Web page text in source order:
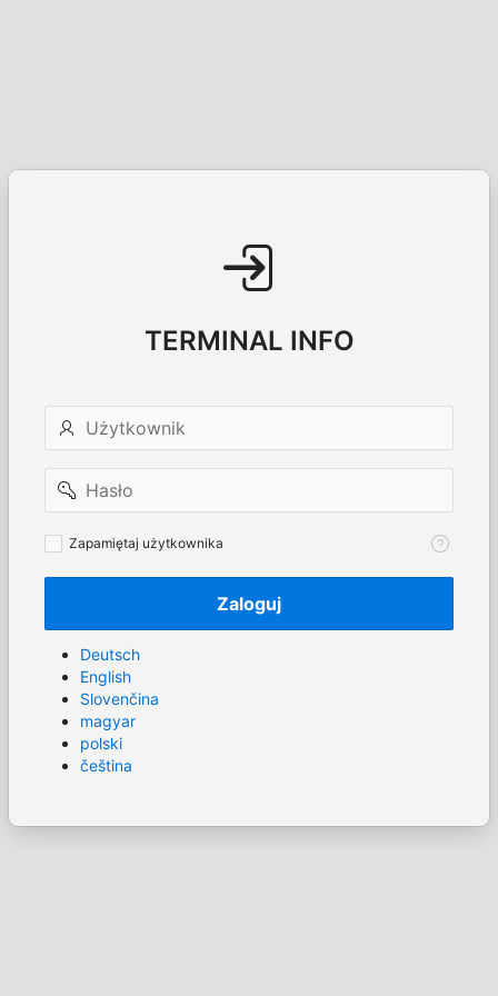
TERMINAL INFO
Użytkownik
Hasło
Zapamiętaj
Zapamiętaj użytkownika
Zaloguj
Deutsch
English
Slovenčina
magyar
polski
čeština